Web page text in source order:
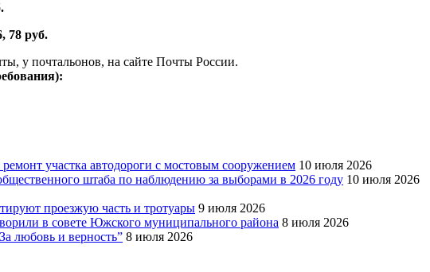
78 руб.
у почтальонов, на сайте Почты России.
участка автодороги с мостовым сооружением 10 июля 2026
штаба по наблюдению за выборами в 2026 году 10 июля 2026
проезжую часть и тротуары 9 июля 2026
в совете Южского муниципального района 8 июля 2026
любовь и верность” 8 июля 2026